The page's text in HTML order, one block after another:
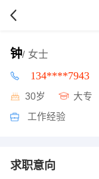
钟/ 女士
134****7943
30岁 大专
工作经验
求职意向